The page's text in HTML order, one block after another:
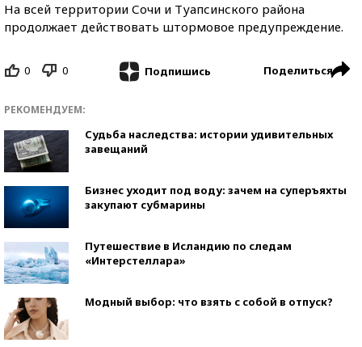
На всей территории Сочи и Туапсинского района
продолжает действовать штормовое предупреждение.
0 0 Подпишись Поделиться
РЕКОМЕНДУЕМ:
Судьба наследства: истории удивительных
завещаний
Бизнес уходит под воду: зачем на суперъяхты
закупают субмарины
Путешествие в Исландию по следам
«Интерстеллара»
Модный выбор: что взять с собой в отпуск?